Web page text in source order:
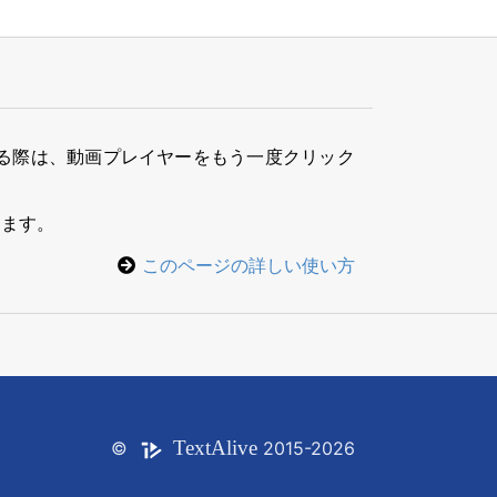
は、動画プレイヤーをもう一度クリック
す。
このページの詳しい使い方
© TextAlive2015-2026